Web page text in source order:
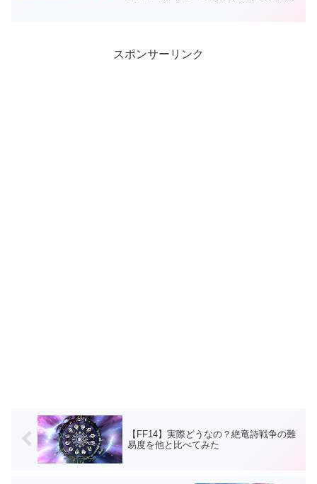
スポンサーリンク
【FF14】実際どうなの？絶竜詩戦争の難
易度を他と比べてみた